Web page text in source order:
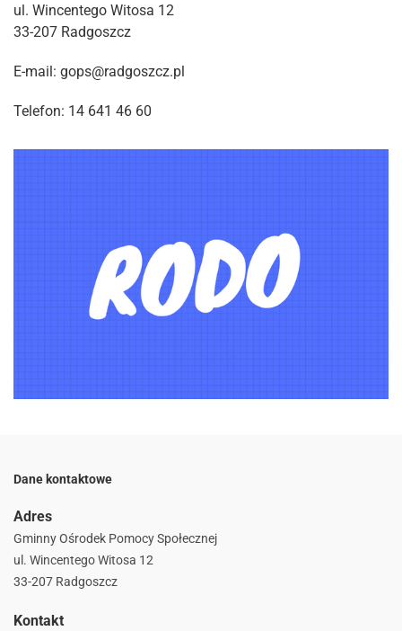
ul. Wincentego Witosa 12
33-207 Radgoszcz
E-mail: gops@radgoszcz.pl
Telefon: 14 641 46 60
Dane kontaktowe
Adres
Gminny Ośrodek Pomocy Społecznej
ul. Wincentego Witosa 12
33-207 Radgoszcz
Kontakt